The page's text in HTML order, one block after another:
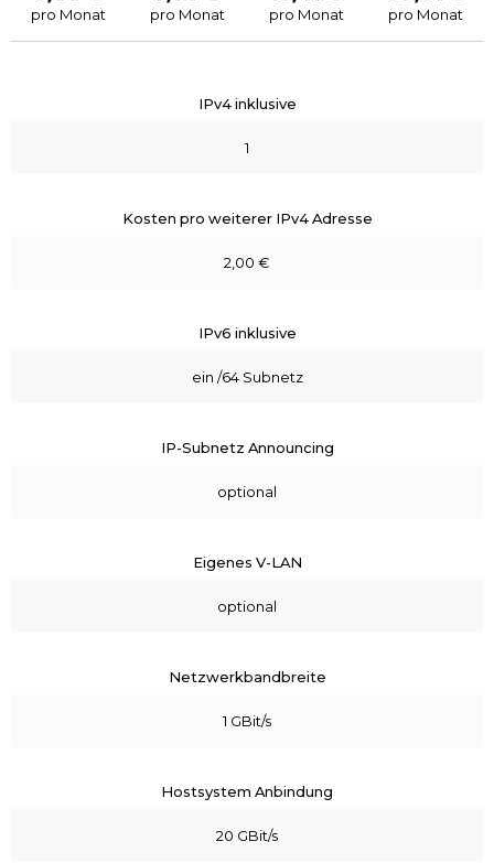
pro Monat pro Monat pro Monat pro Monat
IPv4 inklusive
1
Kosten pro weiterer IPv4 Adresse
2,00 €
IPv6 inklusive
ein /64 Subnetz
IP-Subnetz Announcing
optional
Eigenes V-LAN
optional
Netzwerkbandbreite
1 GBit/s
Hostsystem Anbindung
20 GBit/s